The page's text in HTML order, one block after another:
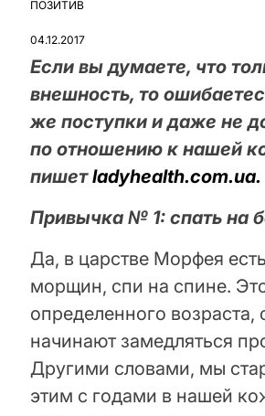
ОПУБЛІКУВАТИ
ПОЗИТИВ
04.12.2017
Если вы думаете, что
внешность, то
же поступки и даже не
по отношению к нашей
пишетladyhealth.com.ua.
Привычка № 1: спать на
Да, в царстве Морфея
морщин, спи на спине.
определенного
начинают замедляться
Другими словами, мы
этим с годами в нашей